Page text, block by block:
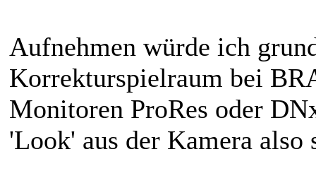
Aufnehmen würde ich
Korrekturspielraum bei
Monitoren ProRes oder
'Look' aus der Kamera also